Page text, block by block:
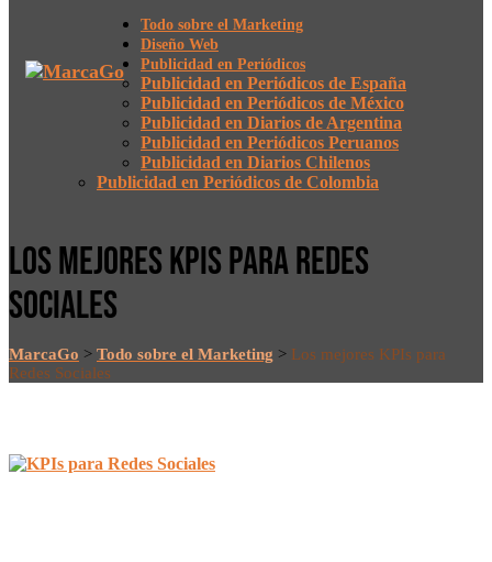
Todo sobre el Marketing
Diseño Web
Publicidad en Periódicos
Publicidad en Periódicos de España
Publicidad en Periódicos de México
Publicidad en Diarios de Argentina
Publicidad en Periódicos Peruanos
Publicidad en Diarios Chilenos
Publicidad en Periódicos de Colombia
LOS MEJORES KPIS PARA REDES
SOCIALES
MarcaGo > Todo sobre el Marketing > Los mejores KPIs para
Redes Sociales